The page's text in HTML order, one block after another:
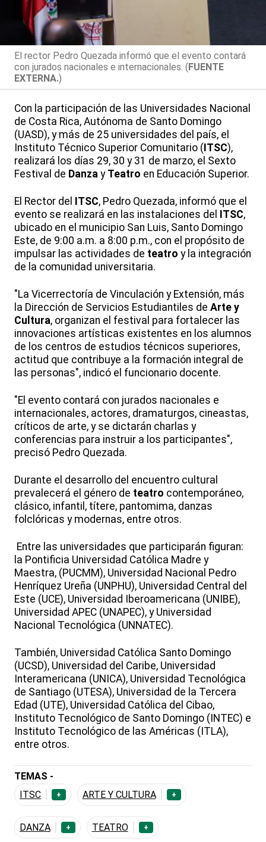
El rector Pedro Quezada informó que el evento contará
con jurados nacionales e internacionales. (FUENTE
EXTERNA.)
Con la participación de las Universidades Nacional
de Costa Rica, Autónoma de Santo Domingo
(UASD), y más de 25 universidades del país, el
Instituto Técnico Superior Comunitario ( ITSC),
realizará los días 29, 30 y 31 de marzo, el Sexto
Festival de Danza y Teatro en Educación Superior.
El Rector del ITSC, Pedro Quezada, informó que el
evento se realizará en las instalaciones del
ITSC,
ubicado en el municipio San Luis, Santo Domingo
Este, de 9:00 a.m. a 8:00 p.m., con el propósito de
impulsar las actividades de teatro y la integración
de la comunidad universitaria.
"La Vicerrectoría de Vinculación y Extensión, más
la Dirección de Servicios Estudiantiles de Arte y
Cultura, organizan el festival para fortalecer las
innovaciones artísticas existentes en los alumnos
de los centros de estudios técnicos superiores,
actitud que contribuye a la formación integral de
las personas", indicó el funcionario docente.
"El evento contará con jurados nacionales e
internacionales, actores, dramaturgos, cineastas,
críticos de arte, y se dictarán charlas y
conferencias para instruir a los participantes",
precisó Pedro Quezada.
Durante el desarrollo del encuentro cultural
prevalecerá el género de teatro contemporáneo,
clásico, infantil, títere, pantomima, danzas
folclóricas y modernas, entre otros.
Entre las universidades que participarán figuran:
la Pontificia Universidad Católica Madre y
Maestra, (PUCMM), Universidad Nacional Pedro
Henríquez Ureña (UNPHU), Universidad Central del
Este (UCE), Universidad Iberoamericana (UNIBE),
Universidad APEC (UNAPEC), y Universidad
Nacional Tecnológica (UNNATEC).
También, Universidad Católica Santo Domingo
(UCSD), Universidad del Caribe, Universidad
Interamericana (UNICA), Universidad Tecnológica
de Santiago (UTESA), Universidad de la Tercera
Edad (UTE), Universidad Católica del Cibao,
Instituto Tecnológico de Santo Domingo (INTEC) e
Instituto Tecnológico de las Américas (ITLA),
entre otros.
TEMAS -
ITSC
+ ARTE Y CULTURA +
DANZA + TEATRO +